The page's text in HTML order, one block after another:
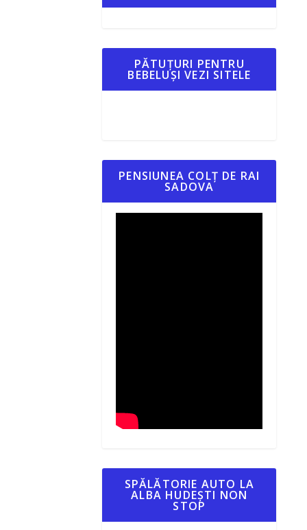
PĂTUȚURI PENTRU
BEBELUȘI VEZI SITELE
PENSIUNEA COLȚ DE RAI
SADOVA
SPĂLĂTORIE AUTO LA
ALBA HUDEȘTI NON
STOP